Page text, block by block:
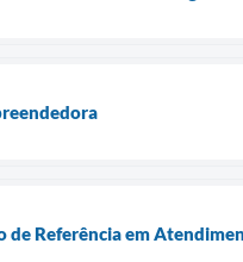
de Referência em